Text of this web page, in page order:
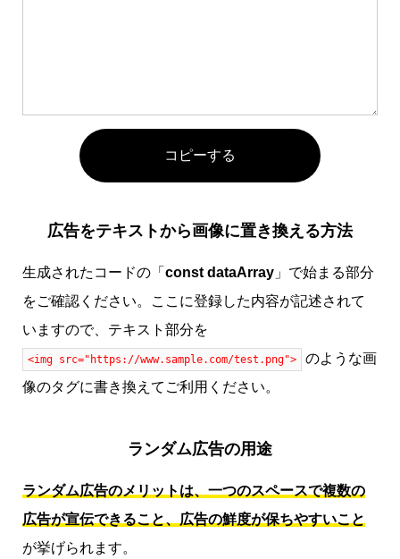
コピーする
広告をテキストから画像に置き換える方法
生成されたコードの「 const dataArray 」で始まる部分
をご確認ください。ここに登録した内容が記述されて
いますので、テキスト部分を
<img src="https://www.sample.com/test.png">
のような画
像のタグに書き換えてご利用ください。
ランダム広告の用途
ランダム広告のメリットは、一つのスペースで複数の
広告が宣伝できること、広告の鮮度が保ちやすいこと
が挙げられます。